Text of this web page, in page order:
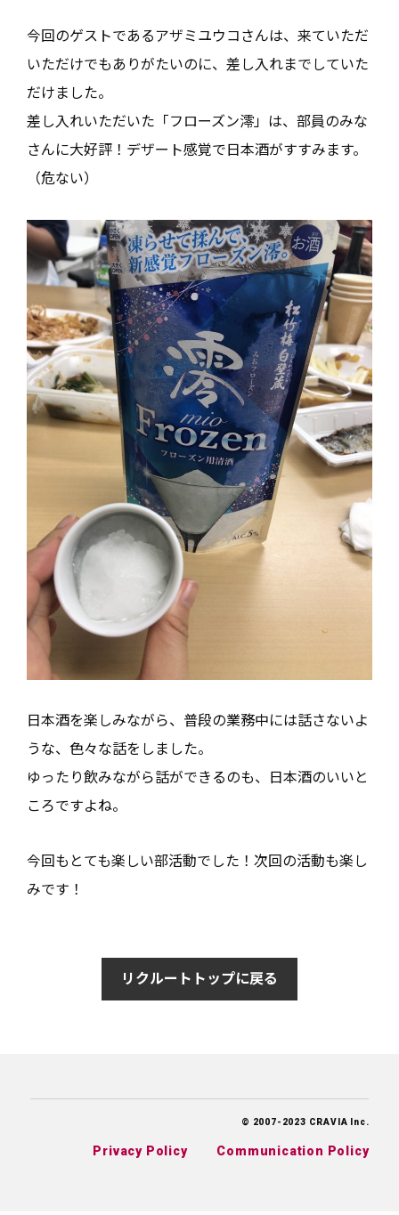
今回のゲストであるアザミユウコさんは、来ていただ
いただけでもありがたいのに、差し入れまでしていた
だけました。
差し入れいただいた「フローズン澪」は、部員のみな
さんに大好評！デザート感覚で日本酒がすすみます。
（危ない）
日本酒を楽しみながら、普段の業務中には話さないよ
うな、色々な話をしました。
ゆったり飲みながら話ができるのも、日本酒のいいと
ころですよね。
今回もとても楽しい部活動でした！次回の活動も楽し
みです！
リクルートトップに戻る
© 2007-2023 CRAVIA Inc.
Privacy Policy Communication Policy